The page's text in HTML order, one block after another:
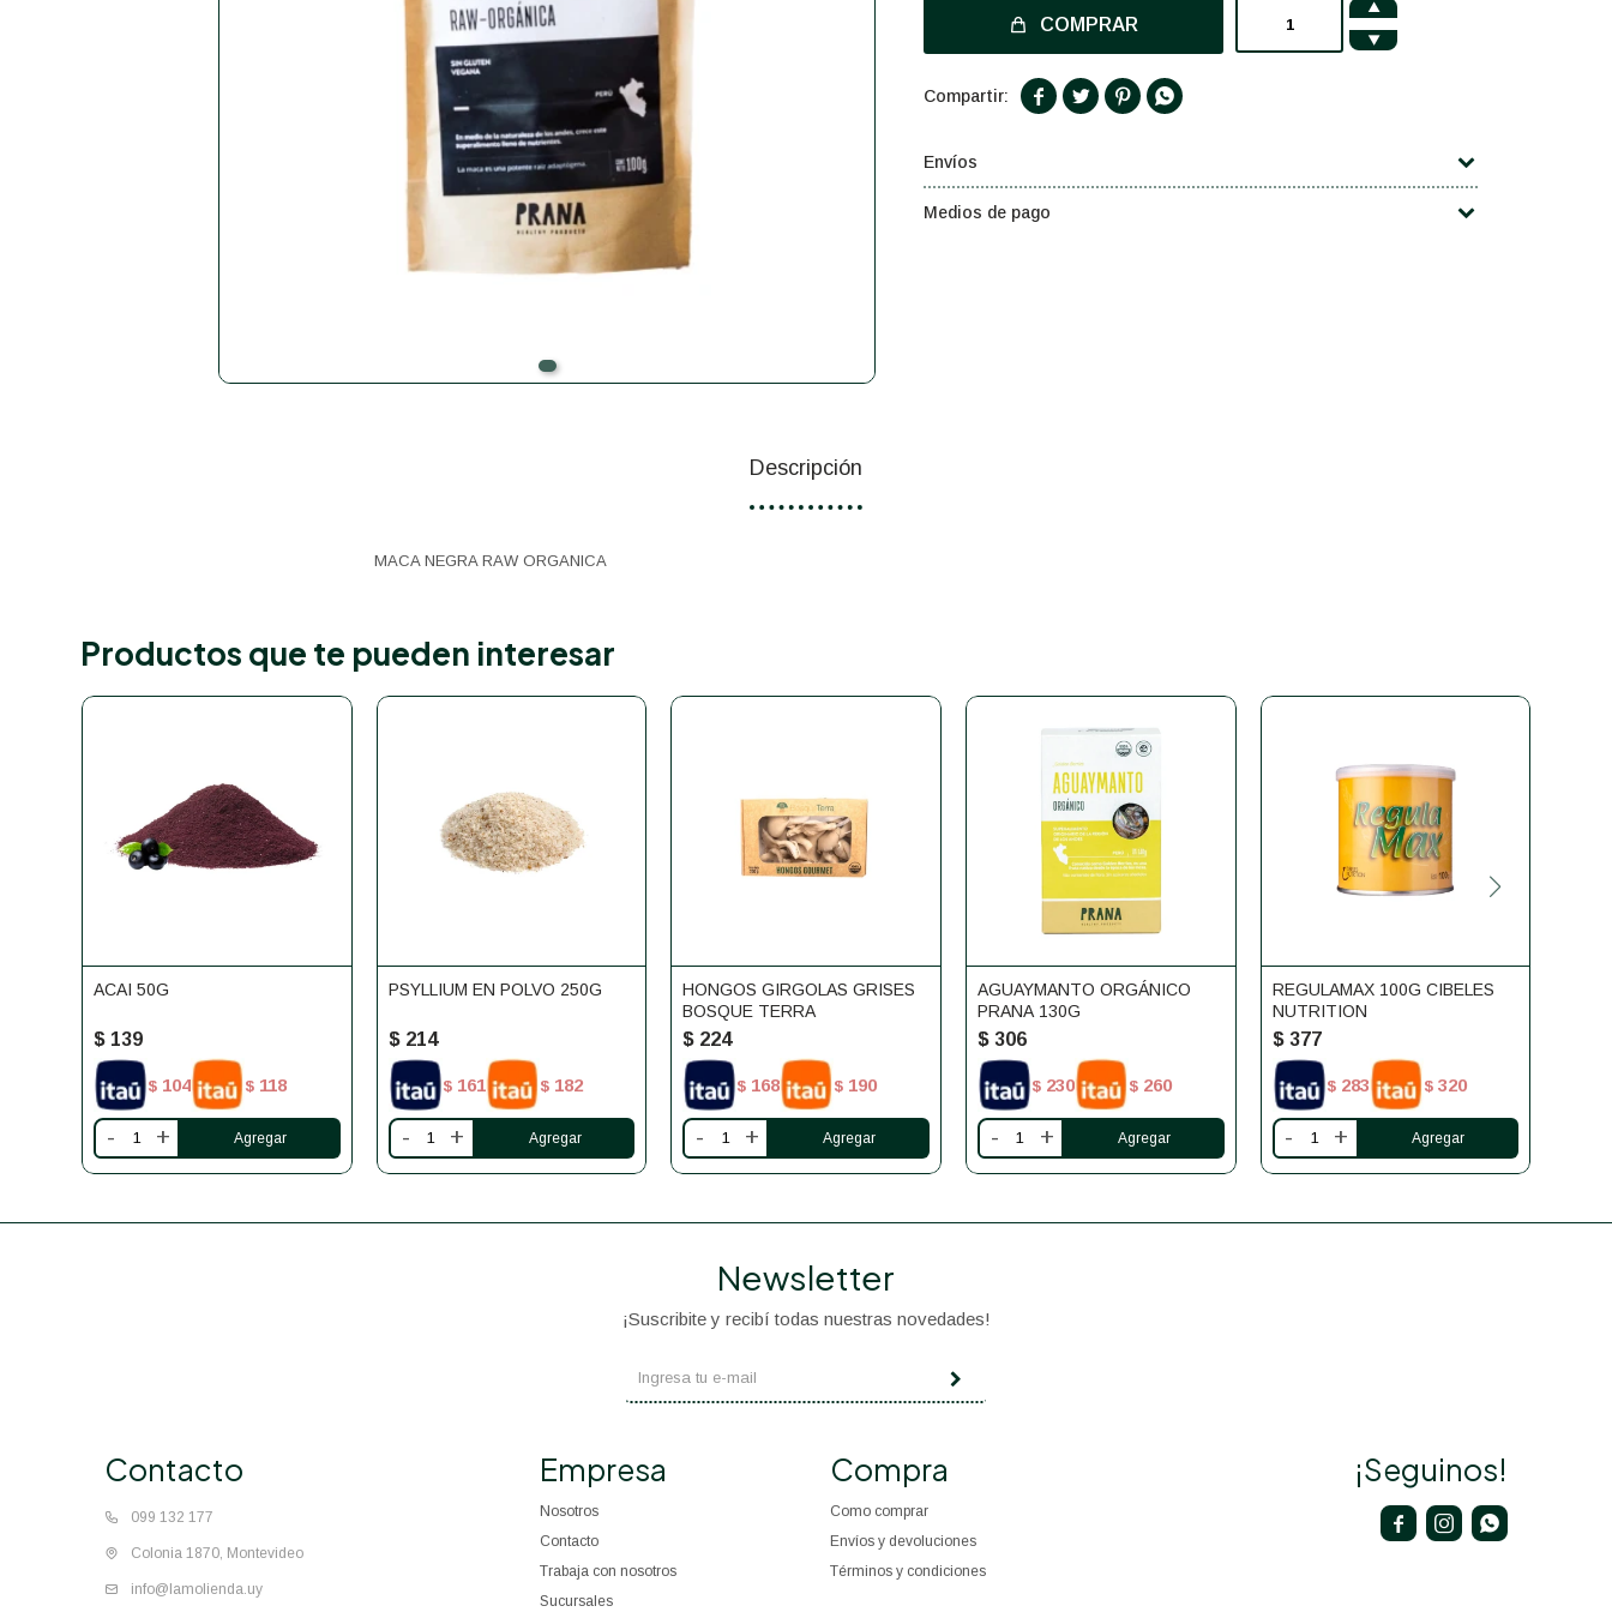
COMPRAR


   
Envíos
Medios de pago
Descripción
MACA NEGRA RAW ORGANICA
Productos que te pueden interesar
ACAI 50G
$ 139
$ 104 $ 118
- +
PSYLLIUM EN POLVO 250G
$ 214
$ 161 $ 182
- +
HONGOS GIRGOLAS GRISES
BOSQUE TERRA
$ 224
$ 168 $ 190
- +
AGUAYMANTO ORGÁNICO
PRANA 130G
$ 306
$ 230 $ 260
- +
REGULAMAX 100G CIBELES
NUTRITION
$ 377
$ 283 $ 320
- +
Contacto
099 132 177
Colonia 1870, Montevideo
info@lamolienda.uy
Empresa
Nosotros
Contacto
Trabaja con nosotros
Sucursales
Compra
Como comprar
Envíos y devoluciones
Términos y condiciones
Newsletter
¡Suscribite y recibí todas nuestras novedades!
¡Seguinos!
  